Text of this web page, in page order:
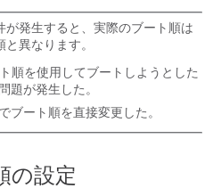
が発生すると、実際のブート順は
異なります。
順を使用してブートしようとした
題が発生した。
ブート順を直接変更した。
の設定